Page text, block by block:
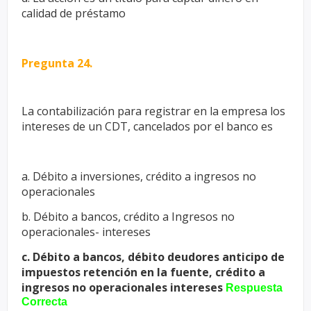
calidad de préstamo
Pregunta 24.
La contabilización para registrar en la empresa los
intereses de un CDT, cancelados por el banco es
a. Débito a inversiones, crédito a ingresos no
operacionales
b. Débito a bancos, crédito a Ingresos no
operacionales- intereses
c. Débito a bancos, débito deudores anticipo de
impuestos retención en la fuente, crédito a
ingresos no operacionales intereses Respuesta
Correcta